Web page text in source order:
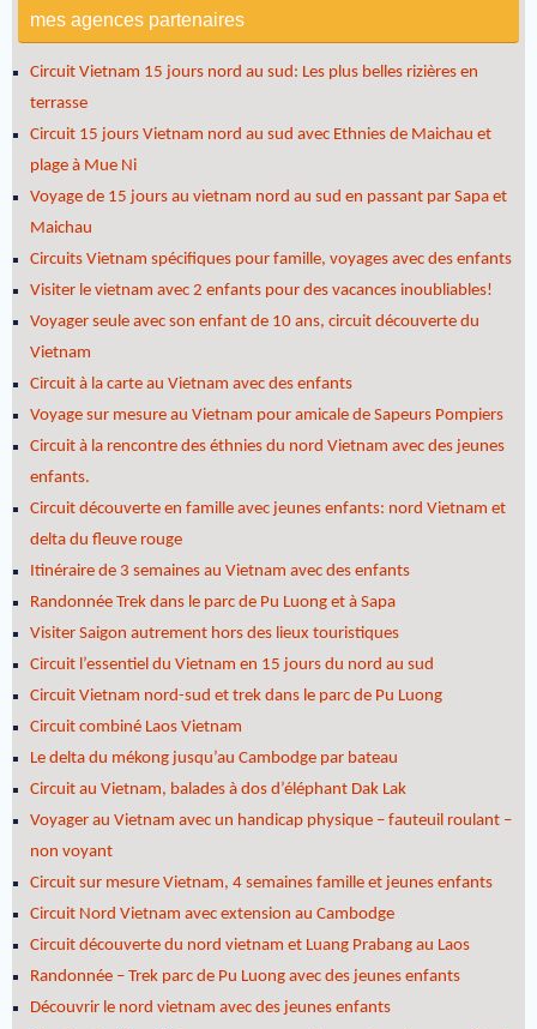
mes agences partenaires
Circuit Vietnam 15 jours nord au sud: Les plus belles rizières en
terrasse
Circuit 15 jours Vietnam nord au sud avec Ethnies de Maichau et
plage à Mue Ni
Voyage de 15 jours au vietnam nord au sud en passant par Sapa et
Maichau
Circuits Vietnam spécifiques pour famille, voyages avec des enfants
Visiter le vietnam avec 2 enfants pour des vacances inoubliables!
Voyager seule avec son enfant de 10 ans, circuit découverte du
Vietnam
Circuit à la carte au Vietnam avec des enfants
Voyage sur mesure au Vietnam pour amicale de Sapeurs Pompiers
Circuit à la rencontre des éthnies du nord Vietnam avec des jeunes
enfants.
Circuit découverte en famille avec jeunes enfants: nord Vietnam et
delta du fleuve rouge
Itinéraire de 3 semaines au Vietnam avec des enfants
Randonnée Trek dans le parc de Pu Luong et à Sapa
Visiter Saigon autrement hors des lieux touristiques
Circuit l’essentiel du Vietnam en 15 jours du nord au sud
Circuit Vietnam nord-sud et trek dans le parc de Pu Luong
Circuit combiné Laos Vietnam
Le delta du mékong jusqu’au Cambodge par bateau
Circuit au Vietnam, balades à dos d’éléphant Dak Lak
Voyager au Vietnam avec un handicap physique – fauteuil roulant –
non voyant
Circuit sur mesure Vietnam, 4 semaines famille et jeunes enfants
Circuit Nord Vietnam avec extension au Cambodge
Circuit découverte du nord vietnam et Luang Prabang au Laos
Randonnée – Trek parc de Pu Luong avec des jeunes enfants
Découvrir le nord vietnam avec des jeunes enfants